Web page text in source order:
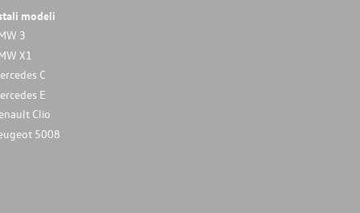
modeli
3
X1
C
E
Clio
5008